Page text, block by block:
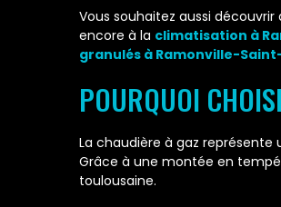
Vous souhaitez aussi
encore à la climatisation à
granulés à Ramonville-
POURQUOI
La chaudière à gaz
Grâce à une montée en
toulousaine.